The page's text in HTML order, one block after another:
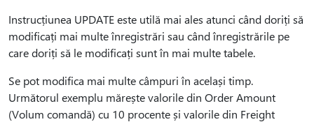
Instrucțiunea UPDATE este utilă mai ales atunci când doriți să
modificați mai multe înregistrări sau când înregistrările pe
care doriți să le modificați sunt în mai multe tabele.
Se pot modifica mai multe câmpuri în același timp.
Următorul exemplu mărește valorile din Order Amount
(Volum comandă) cu 10 procente și valorile din Freight